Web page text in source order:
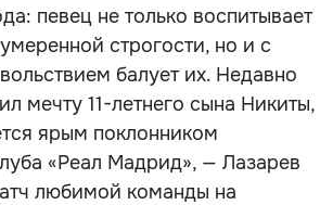
певец не только воспитывает
строгости, но и с
балует их. Недавно
мечту 11-летнего сына Никиты,
ярым поклонником
«Реал Мадрид», — Лазарев
любимой команды на